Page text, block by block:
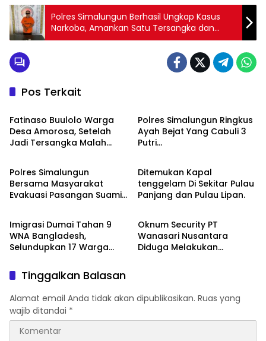
Polres Simalungun Berhasil Ungkap Kasus
Narkoba, Amankan Satu Tersangka dan
Barang Bukti 1,28 gram Sabu
Pos Terkait
Peristiwa
Fatinaso Buulolo Warga
Desa Amorosa, Setelah
Jadi Tersangka Malah
Polres Simalungun Ringkus
Ayah Bejat Yang Cabuli 3
Putri
Peristiwa
Polres Simalungun
Bersama Masyarakat
Evakuasi Pasangan Suami
Peristiwa
Ditemukan Kapal
tenggelam Di Sekitar Pulau
Panjang dan Pulau Lipan.
Peristiwa
Imigrasi Dumai Tahan 9
WNA Bangladesh,
Selundupkan 17 Warga
Berita
Oknum Security PT
Wanasari Nusantara
Diduga Melakukan
Menjadi Tahanan
Tinggalkan Balasan
Alamat email Anda tidak akan dipublikasikan. Ruas yang
wajib ditandai *